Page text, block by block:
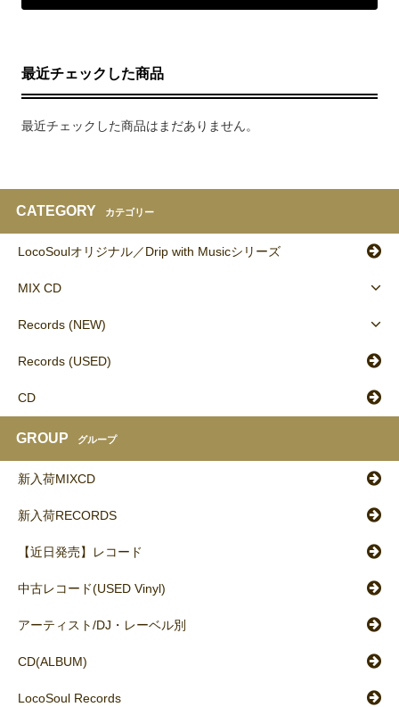
最近チェックした商品
最近チェックした商品はまだありません。
CATEGORY カテゴリー
LocoSoulオリジナル／Drip with Musicシリーズ
MIX CD
Records (NEW)
Records (USED)
CD
GROUP グループ
新入荷MIXCD
新入荷RECORDS
【近日発売】レコード
中古レコード(USED Vinyl)
アーティスト/DJ・レーベル別
CD(ALBUM)
LocoSoul Records